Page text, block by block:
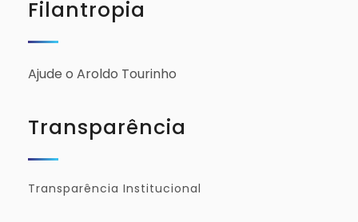
Filantropia
Ajude o Aroldo Tourinho
Transparência
Transparência Institucional